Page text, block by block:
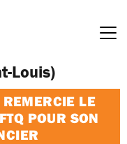
Louis)
REMERCIE LE
POUR SON